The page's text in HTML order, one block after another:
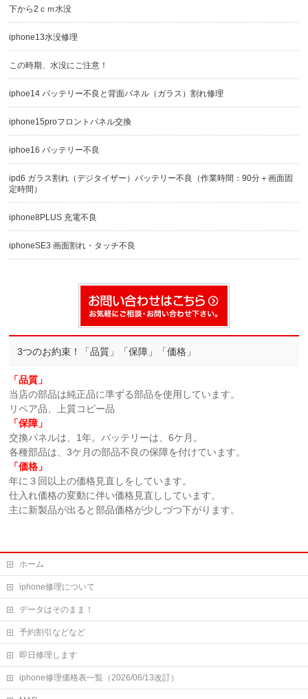
下から2ｃｍ水没
iphone13水没修理
この時期、水没にご注意！
iphoe14 バッテリー不良と背面パネル（ガラス）割れ修理
iphone15proフロントパネル交換
iphoe16 バッテリー不良
ipd6 ガラス割れ（デジタイザー）バッテリー不良（作業時間：90分＋画面固
定時間）
iphone8PLUS 充電不良
iphoneSE3 画面割れ・タッチ不良
3つのお約束！「品質」「保障」「価格」
「品質」
当店の部品は純正品に準ずる部品を使用しています。
リペア品、上質コピー品
「保障」
交換パネルは、1年。バッテリーは、6ケ月。
各種部品は、3ケ月の部品不良の保障を付けています。
「価格」
年に３回以上の価格見直しをしています。
仕入れ価格の変動に伴い価格見直ししています。
主に新製品が出ると部品価格が少しづつ下がります。
ホーム
iphone修理について
データはそのまま！
予約割引などなど
即日修理します
iphone修理価格表一覧（2026/06/13改訂）